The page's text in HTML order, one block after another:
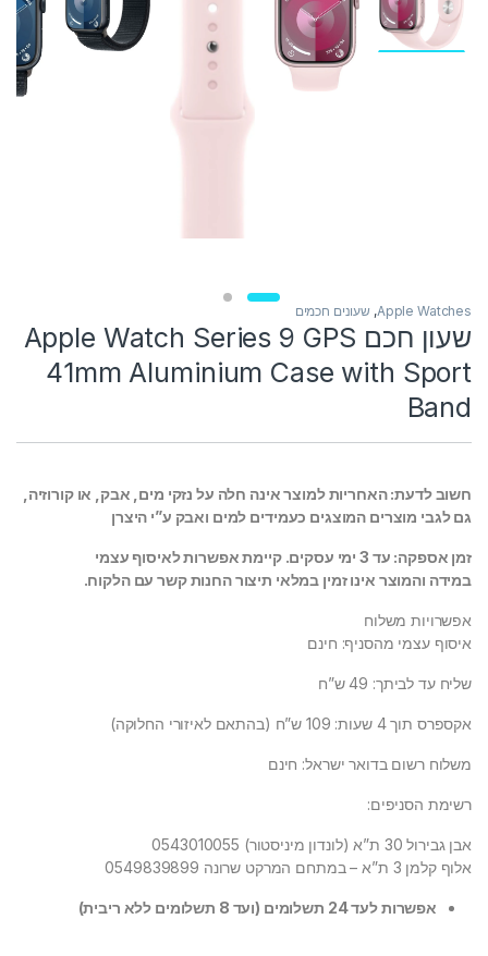
Apple Watches
, שעונים חכמים
שעון חכם Apple Watch Series 9 GPS
41mm Aluminium Case with Sport
Band
חשוב לדעת: האחריות למוצר אינה חלה על נזקי מים, אבק, או קורוזיה,
גם לגבי מוצרים המוצגים כעמידים למים ואבק ע”י היצרן
זמן אספקה: עד 3 ימי עסקים. קיימת אפשרות לאיסוף עצמי
במידה והמוצר אינו זמין במלאי תיצור החנות קשר עם הלקוח.
אפשרויות משלוח
איסוף עצמי מהסניף: חינם
שליח עד לביתך: 49 ש”ח
אקספרס תוך 4 שעות: 109 ש”ח (בהתאם לאיזורי החלוקה)
משלוח רשום בדואר ישראל: חינם
רשימת הסניפים:
אבן גבירול 30 ת”א (לונדון מיניסטור) 0543010055
אלוף קלמן 3 ת”א – במתחם המרקט שרונה 0549839899
אפשרות לעד 24 תשלומים (ועד 8 תשלומים ללא ריבית)